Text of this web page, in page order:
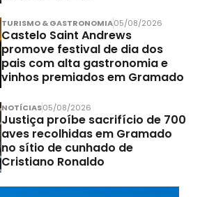
TURISMO & GASTRONOMIA05/08/2026
Castelo Saint Andrews
promove festival de dia dos
pais com alta gastronomia e
vinhos premiados em Gramado
NOTÍCIAS05/08/2026
Justiça proíbe sacrifício de 700
aves recolhidas em Gramado
no sítio de cunhado de
Cristiano Ronaldo